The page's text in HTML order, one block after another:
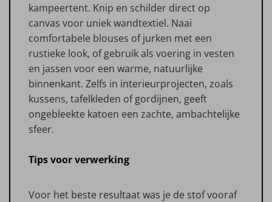
kampeertent. Knip en schilder direct op
canvas voor uniek wandtextiel. Naai
comfortabele blouses of jurken met een
rustieke look, of gebruik als voering in vesten
en jassen voor een warme, natuurlijke
binnenkant. Zelfs in interieurprojecten, zoals
kussens, tafelkleden of gordijnen, geeft
ongebleekte katoen een zachte, ambachtelijke
sfeer.
Tips voor verwerking
Voor het beste resultaat was je de stof vooraf